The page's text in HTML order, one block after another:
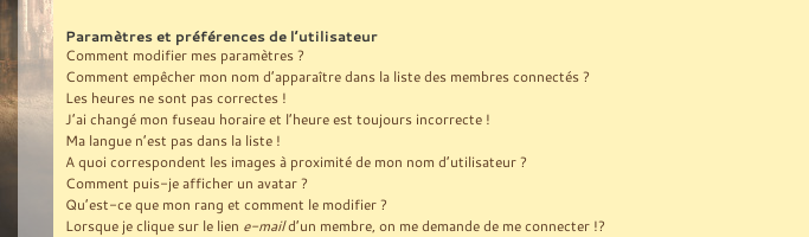
Paramètres et préférences de l’utilisateur
Comment modifier mes paramètres ?
Comment empêcher mon nom d’apparaître dans la liste des membres connectés ?
Les heures ne sont pas correctes !
J’ai changé mon fuseau horaire et l’heure est toujours incorrecte !
Ma langue n’est pas dans la liste !
A quoi correspondent les images à proximité de mon nom d’utilisateur ?
Comment puis-je afficher un avatar ?
Qu’est-ce que mon rang et comment le modifier ?
Lorsque je clique sur le lien e-maild’un membre, on me demande de me connecter !?